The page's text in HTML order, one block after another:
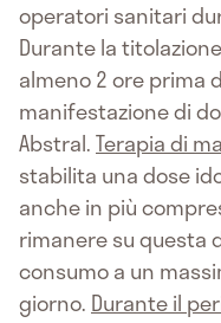
operatori sanitari
Durante la
almeno 2 ore prima
manifestazione di
Abstral.Terapia di
stabilita una dose
anche in più
rimanere su questa
consumo a un
giorno. Durante il